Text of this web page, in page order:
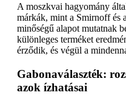
A moszkvai hagyomány
márkák, mint a Smirnoff és
minőségű alapot mutatnak
különleges terméket
érződik, és végül a
Gabonaválaszték:
azok ízhatásai